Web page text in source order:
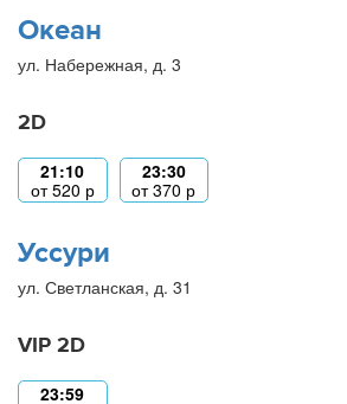
Океан
ул. Набережная, д. 3
2D
21:10
от520 р
23:30
от370 р
Уссури
ул. Светланская, д. 31
VIP 2D
23:59